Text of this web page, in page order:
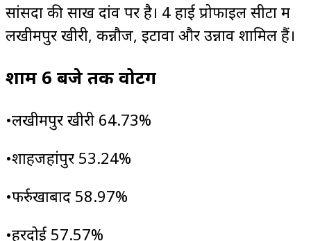
सांसदों की साख दांव पर है। 4 हाई प्रोफाइल सीटों में
लखीमपुर खीरी, कन्नौज, इटावा और उन्नाव शामिल हैं।
शाम 6 बजे तक वोटिंग
•लखीमपुर खीरी 64.73%
•शाहजहांपुर 53.24%
•फर्रुखाबाद 58.97%
•हरदोई 57.57%